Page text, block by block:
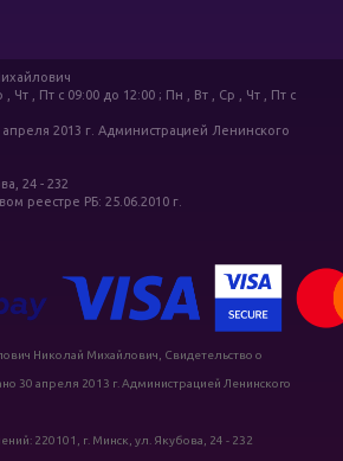
Чт , Пт c 09:00 до 12:00 ; Пн , Вт , Ср , Чт , Пт c
2013 г. Администрацией Ленинского
24 - 232
реестре РБ: 25.06.2010 г.
Николай Михайлович, Свидетельство о
30 апреля 2013 г. Администрацией Ленинского
220101, г. Минск, ул. Якубова, 24 - 232